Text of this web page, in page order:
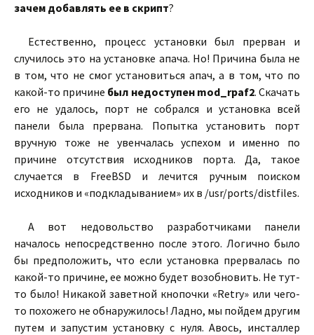
зачем добавлять ее в скрипт?
Естественно, процесс установки был прерван и
случилось это на установке апача. Но! Причина была не
в том, что не смог установиться апач, а в том, что по
какой-то причине был недоступен mod_rpaf2. Скачать
его не удалось, порт не собрался и установка всей
панели была прервана. Попытка установить порт
вручную тоже не увенчалась успехом и именно по
причине отсутствия исходников порта. Да, такое
случается в FreeBSD и лечится ручным поиском
исходников и «подкладыванием» их в /usr/ports/distfiles.
А вот недовольство разработчиками панели
началось непосредственно после этого. Логично было
бы предположить, что если установка прервалась по
какой-то причине, ее можно будет возобновить. Не тут-
то было! Никакой заветной кнопочки «Retry» или чего-
то похожего не обнаружилось! Ладно, мы пойдем другим
путем и запустим установку с нуля. Авось, инсталлер